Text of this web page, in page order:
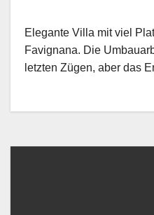
Elegante Villa mit viel
Favignana. Die
letzten Zügen, aber das